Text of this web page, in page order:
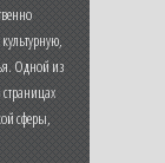
Одной из
сферы,